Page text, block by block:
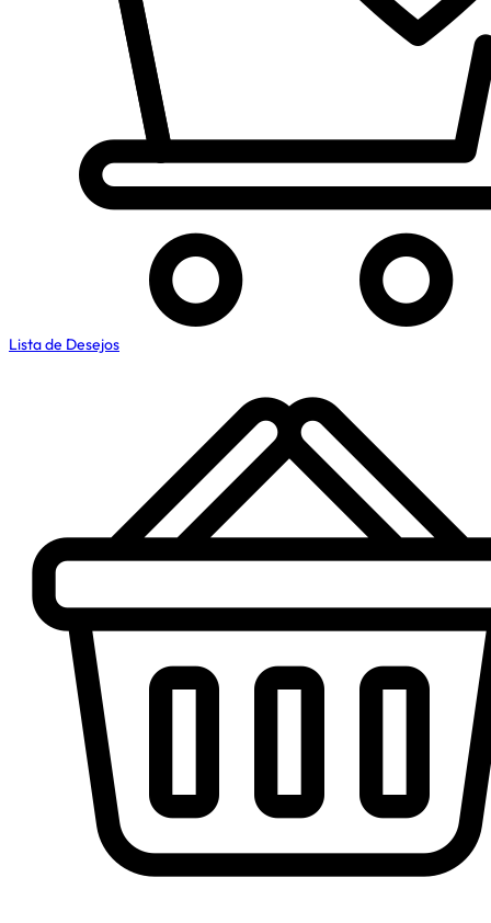
Lista de Desejos